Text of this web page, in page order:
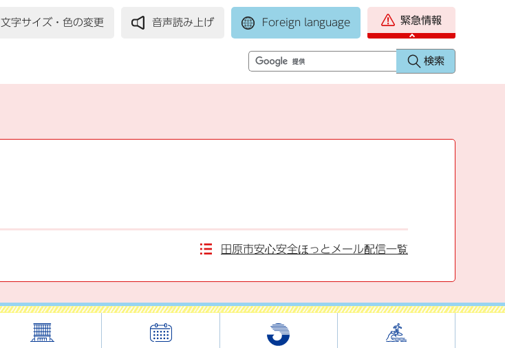
文字サイズ・色の変更 音声読み上げ Foreign language 緊急情報
田原市安心安全ほっとメール配信一覧